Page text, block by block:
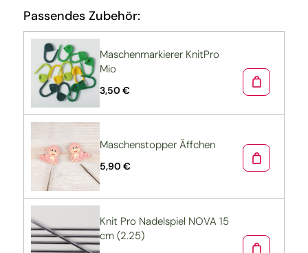
Passendes Zubehör:
Maschenmarkierer KnitPro
Mio
3,50 €
Maschenstopper Äffchen
5,90 €
Knit Pro Nadelspiel NOVA 15
cm (2.25)